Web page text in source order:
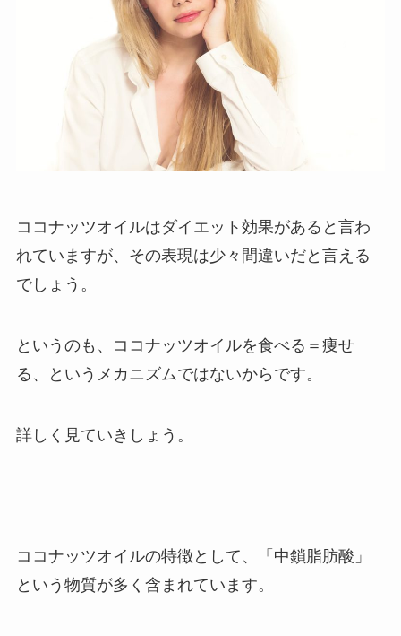
ココナッツオイルはダイエット効果があると言わ
れていますが、その表現は少々間違いだと言える
でしょう。
というのも、ココナッツオイルを食べる＝痩せ
る、というメカニズムではないからです。
詳しく見ていきしょう。
ココナッツオイルの特徴として、「中鎖脂肪酸」
という物質が多く含まれています。